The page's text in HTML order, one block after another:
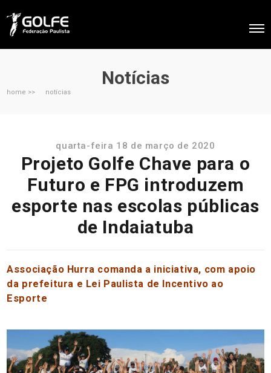
Notícias
home >> notícias
quarta-feira 18 de março de 2020
Projeto Golfe Chave para o
Futuro e FPG introduzem
esporte nas escolas públicas
de Indaiatuba
Associação Hurra comanda a iniciativa, com apoio
da prefeitura e Lei Paulista de Incentivo ao
Esporte